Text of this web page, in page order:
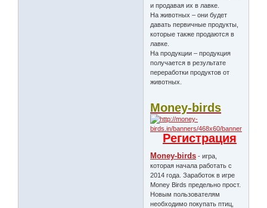
и продавая их в лавке.
На животных – они будет
давать первичные продукты,
которые также продаются в
лавке.
На продукции – продукция
получается в результате
переработки продуктов от
животных.
Money-birds
Регистрация
Money-birds - игра,
которая начала работать с
2014 года. Заработок в игре
Money Birds предельно прост.
Новым пользователям
необходимо покупать птиц,